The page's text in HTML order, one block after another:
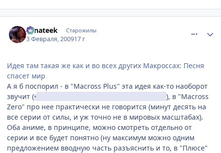
Fanateek Старожилы
3 Февраля, 200917 г
Идея там такая же как и во всех других Макроссах: Песня
спасет мир
А я б поспорил - в "Macross Plus" эта идея как-то наоборот
звучит (*
), в "Macross
Zero" про нее практически не говорится (минут десять на
все серии от силы, и уж точно не в мировых масштабах).
Оба аниме, в принципе, можно смотреть отдельно от
серии и все будет понятно (ну максимум можно одним
предложением вводную часть разъяснить и то, в "Плюсе"